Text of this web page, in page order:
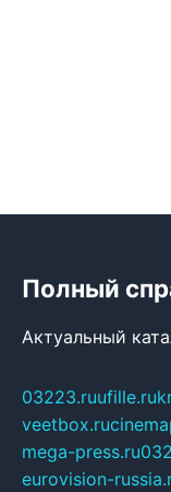
Полный
Актуальный
03223.ruufille.ru
veetbox.ru
mega-press.ru
eurovision-